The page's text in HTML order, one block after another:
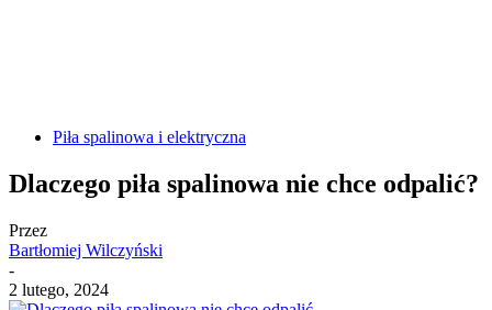
Piła spalinowa i elektryczna
Dlaczego piła spalinowa nie chce odpalić?
Przez
Bartłomiej Wilczyński
-
2 lutego, 2024